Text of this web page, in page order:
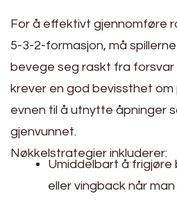
For å effektivt gjennomføre
5-3-2-formasjon, må
bevege seg raskt fra
krever en god bevissthet om
evnen til å utnytte åpninger
gjenvunnet.
Nøkkelstrategier inkluderer:
Umiddelbart å frigjøre
eller vingback når